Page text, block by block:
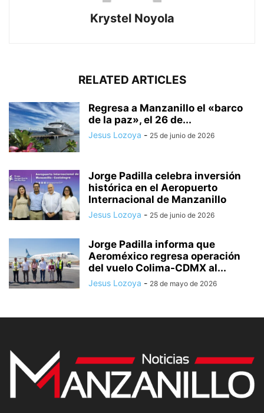
Krystel Noyola
RELATED ARTICLES
Regresa a Manzanillo el «barco
de la paz», el 26 de...
Jesus Lozoya - 25 de junio de 2026
Jorge Padilla celebra inversión
histórica en el Aeropuerto
Internacional de Manzanillo
Jesus Lozoya - 25 de junio de 2026
Jorge Padilla informa que
Aeroméxico regresa operación
del vuelo Colima-CDMX al...
Jesus Lozoya - 28 de mayo de 2026